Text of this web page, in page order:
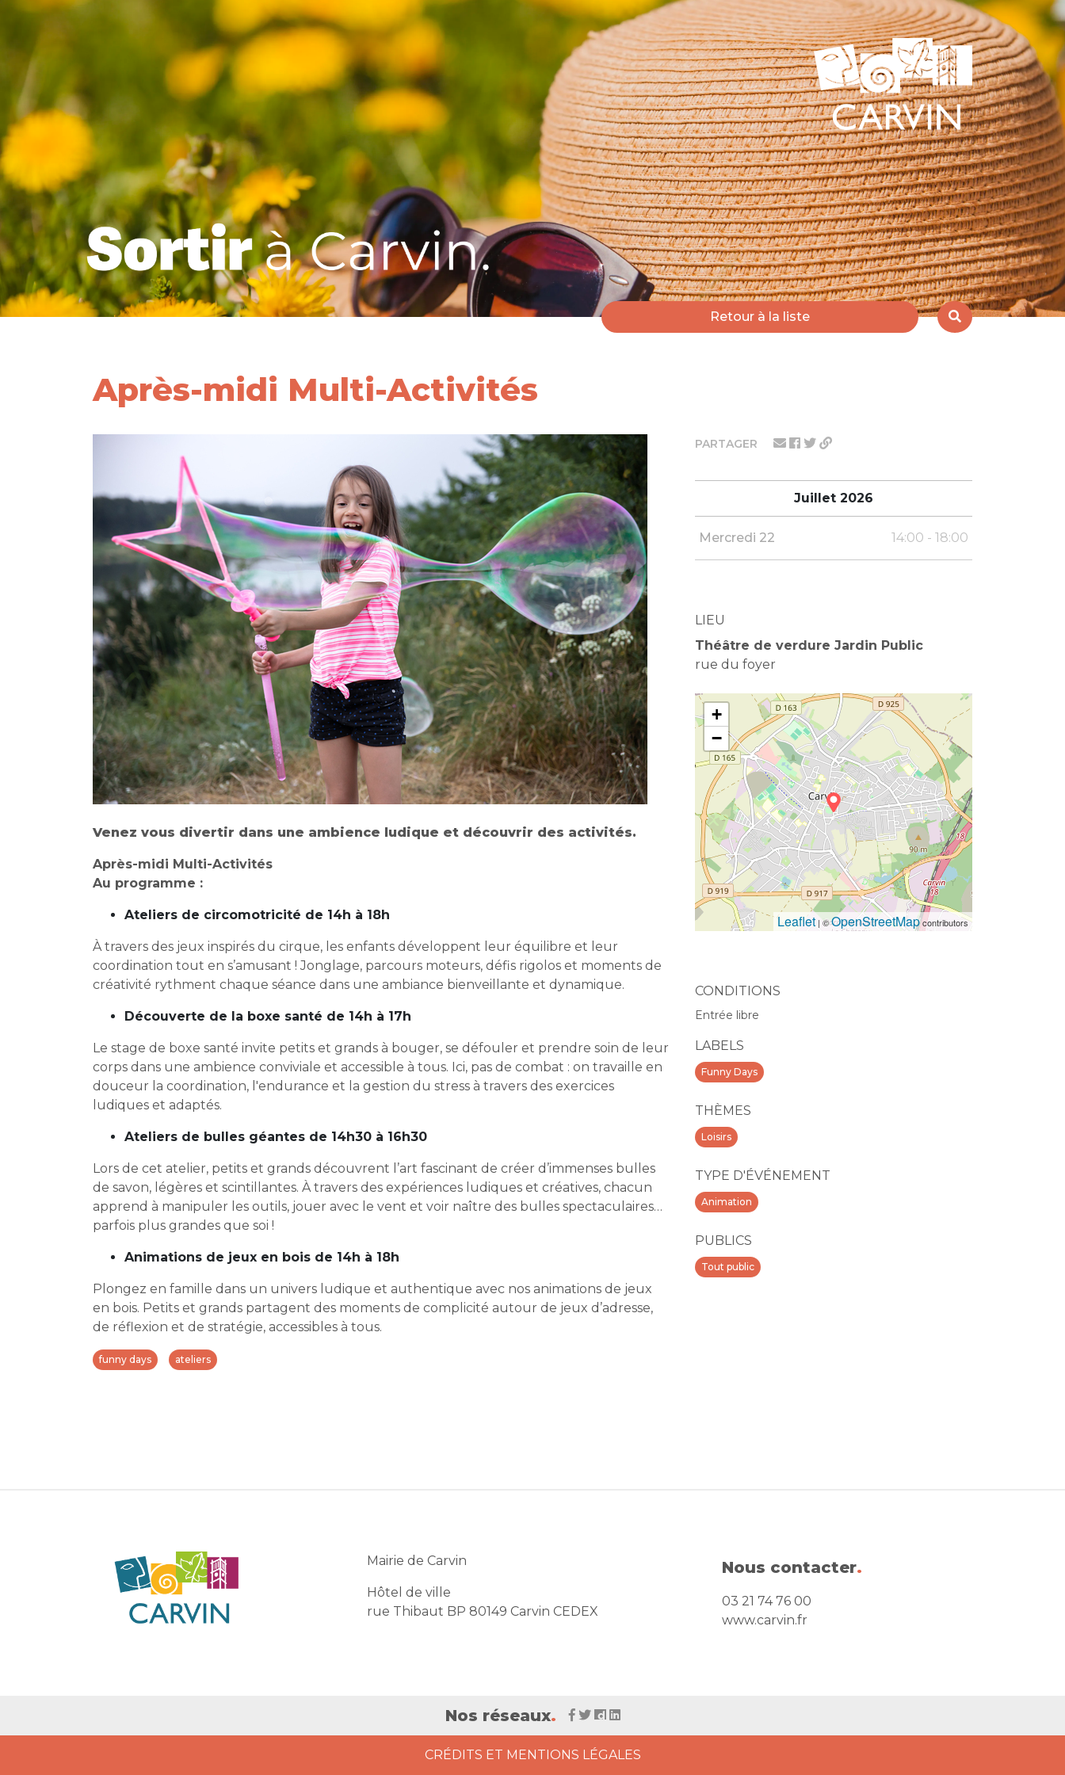
Retour à la liste
PARTAGER
Juillet 2026
Mercredi 22 14:00 - 18:00
LIEU
Théâtre de verdure Jardin Public
rue du foyer
+
−
Leaflet | ©OpenStreetMapcontributors
CONDITIONS
Entrée libre
LABELS
Funny Days
THÈMES
Loisirs
TYPE D'ÉVÉNEMENT
Animation
PUBLICS
Tout public
Après-midi Multi-Activités
Venez vous divertir dans une ambience ludique et découvrir des activités.
Après-midi Multi-Activités
Au programme :
Ateliers de circomotricité de 14h à 18h
À travers des jeux inspirés du cirque, les enfants développent leur équilibre et leur
coordination tout en s’amusant ! Jonglage, parcours moteurs, défis rigolos et moments de
créativité rythment chaque séance dans une ambiance bienveillante et dynamique.
Découverte de la boxe santé de 14h à 17h
Le stage de boxe santé invite petits et grands à bouger, se défouler et prendre soin de leur
corps dans une ambience conviviale et accessible à tous. Ici, pas de combat : on travaille en
douceur la coordination, l'endurance et la gestion du stress à travers des exercices
ludiques et adaptés.
Ateliers de bulles géantes de 14h30 à 16h30
Lors de cet atelier, petits et grands découvrent l’art fascinant de créer d’immenses bulles
de savon, légères et scintillantes. À travers des expériences ludiques et créatives, chacun
apprend à manipuler les outils, jouer avec le vent et voir naître des bulles spectaculaires…
parfois plus grandes que soi !
Animations de jeux en bois de 14h à 18h
Plongez en famille dans un univers ludique et authentique avec nos animations de jeux
en bois. Petits et grands partagent des moments de complicité autour de jeux d’adresse,
de réflexion et de stratégie, accessibles à tous.
funny days ateliers
Mairie de Carvin
Hôtel de ville
rue Thibaut BP 80149 Carvin CEDEX
Nous contacter.
03 21 74 76 00
www.carvin.fr
Nos réseaux.
CRÉDITS ET MENTIONS LÉGALES